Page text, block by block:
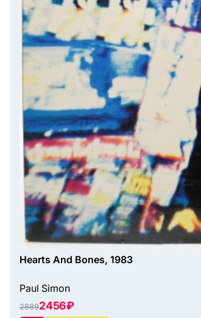
Hearts And Bones, 1983
Paul Simon
28892456 ₽